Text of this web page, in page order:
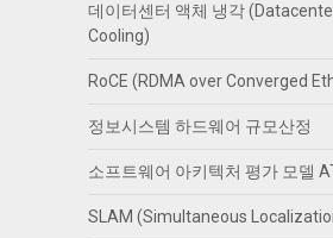
데이터센터 액체 냉각
Cooling)
RoCE (RDMA over Converged
정보시스템 하드웨어 규모산정
소프트웨어 아키텍처 평가 모델
SLAM (Simultaneous